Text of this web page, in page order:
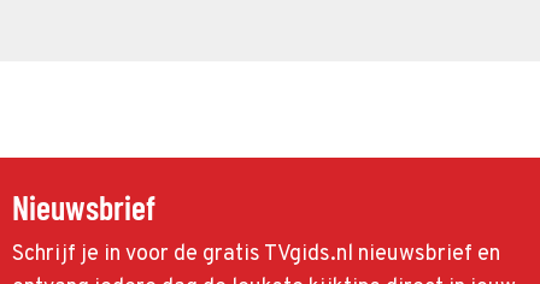
Nieuwsbrief
Schrijf je in voor de gratis TVgids.nl nieuwsbrief en